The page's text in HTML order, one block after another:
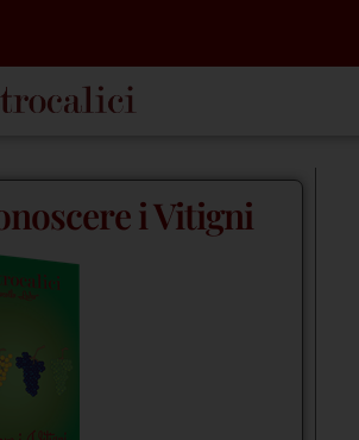
i Vitigni